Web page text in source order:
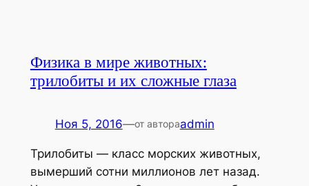
Физика в мире животных:
трилобиты и их сложные глаза
Ноя 5, 2016—от автораadmin
Трилобиты — класс морских животных,
вымерший сотни миллионов лет назад.